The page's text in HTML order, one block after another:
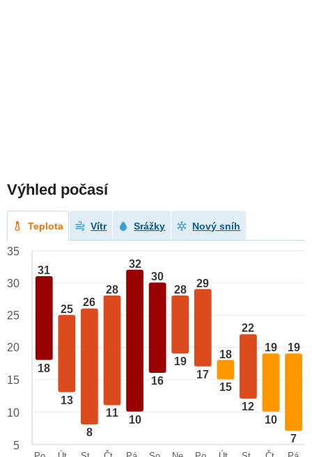
Výhled počasí
Teplota Vítr Srážky Nový sníh
31
18
25
13
26
8
28
11
32
10
30
16
28
19
29
17
18
15
22
12
19
10
19
7
35
30
25
20
15
10
5